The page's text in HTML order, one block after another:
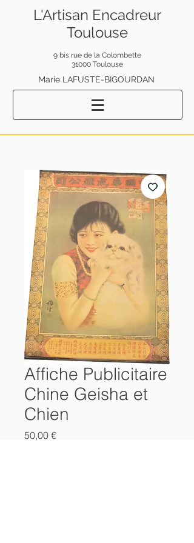
L'Artisan Encadreur
Toulouse
9 bis rue de la Colombette
31000 Toulouse
Marie LAFUSTE-BIGOURDAN
Affiche Publicitaire
Chine Geisha et
Chien
50,00 €Prix